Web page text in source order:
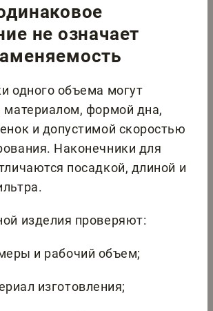
не означает
одного объема могут
материалом, формой дна,
и допустимой скоростью
Наконечники для
посадкой, длиной и
изделия проверяют:
и рабочий объем;
изготовления;